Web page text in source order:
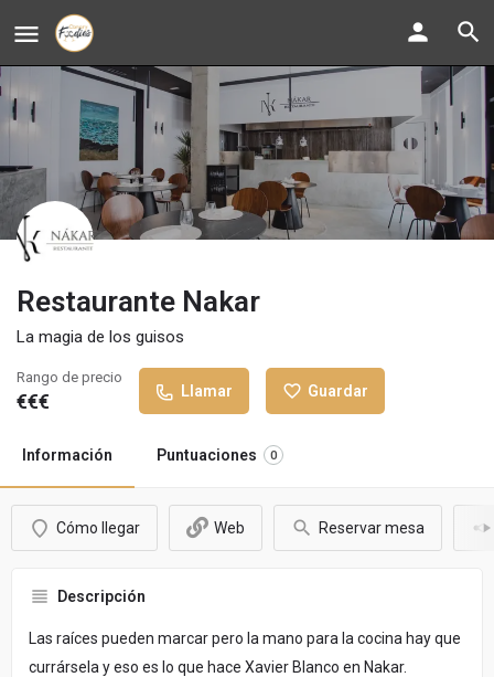
Restaurante Nakar
La magia de los guisos
Rango de precio
€€€ Llamar Guardar
Información Puntuaciones 0
Cómo llegar Web Reservar mesa
Descripción
Las raíces pueden marcar pero la mano para la cocina hay que
currársela y eso es lo que hace Xavier Blanco en Nakar.